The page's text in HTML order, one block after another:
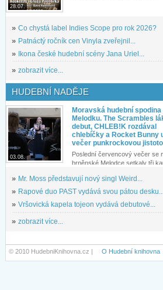
28.07.
» Co chystá label Indies Scope pro rok 2026?
» Patnáctý ročník cen Vinyla zveřejnil...
»
Ikona české hudební scény Jana Uriel...
» zobrazit více...
HUDEBNÍ NADĚJE
03.08.
Moravská hudební
Melodku. The Scrambles
debut, CHLEB!K rozdával
chlebíčky a Rocket Bunny
večer punkrockovou
Poslední červencový večer se
brněnské Melodce setkaly tři
» Mr. Moss představují nový singl Weird...
» Rapové duo PAST vydává svou pátou
» Vršovická kapela tojeon vydává debutové...
» zobrazit více...
© 2010 HudebniKnihovna.cz | O Hudební knihovna